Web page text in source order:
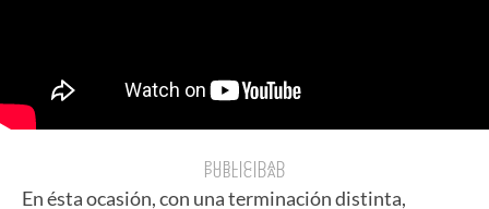
PUBLICIDAD
PUBLICIDAD
En ésta ocasión, con una terminación distinta,